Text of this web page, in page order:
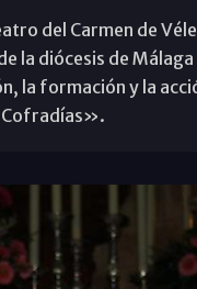
del Carmen de
la diócesis de Málaga
la formación y la
Cofradías».